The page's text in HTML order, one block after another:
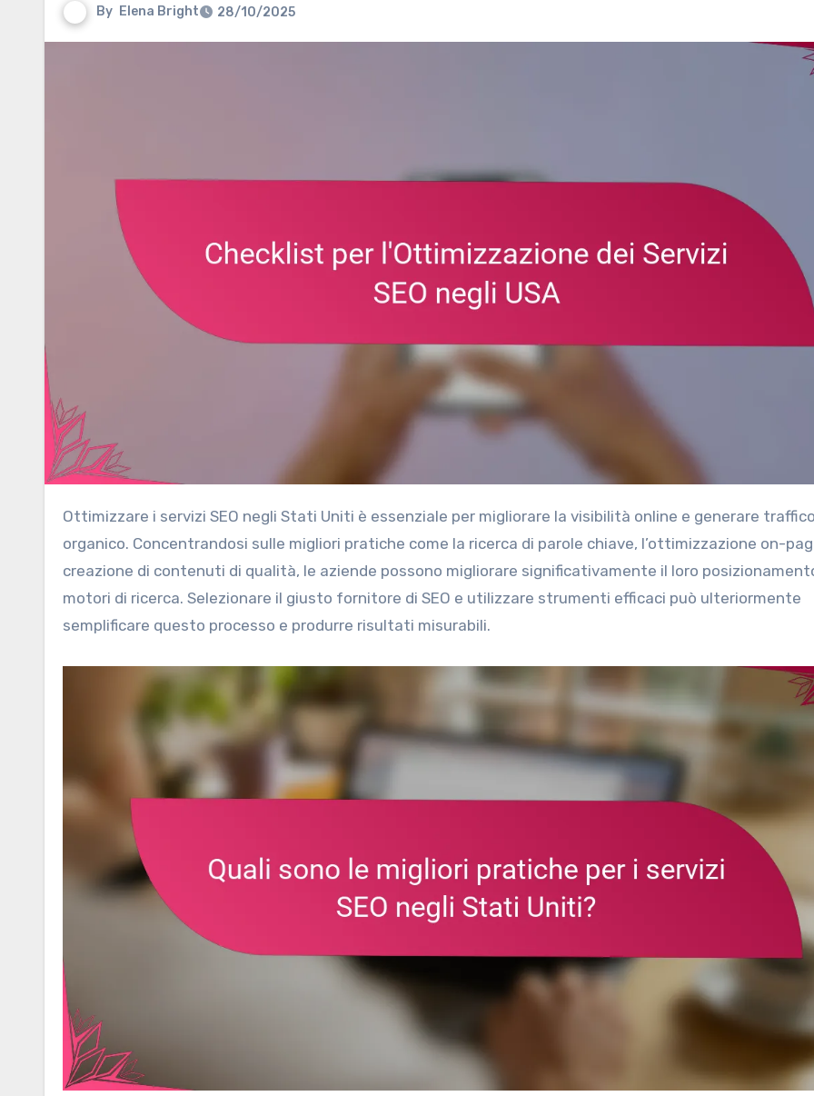
By Elena Bright 28/10/2025
Ottimizzare i servizi SEO negli Stati Uniti è essenziale per migliorare la visibilità online e generare traffico
organico. Concentrandosi sulle migliori pratiche come la ricerca di parole chiave, l’ottimizzazione on-
creazione di contenuti di qualità, le aziende possono migliorare significativamente il loro
motori di ricerca. Selezionare il giusto fornitore di SEO e utilizzare strumenti efficaci può ulteriormente
semplificare questo processo e produrre risultati misurabili.